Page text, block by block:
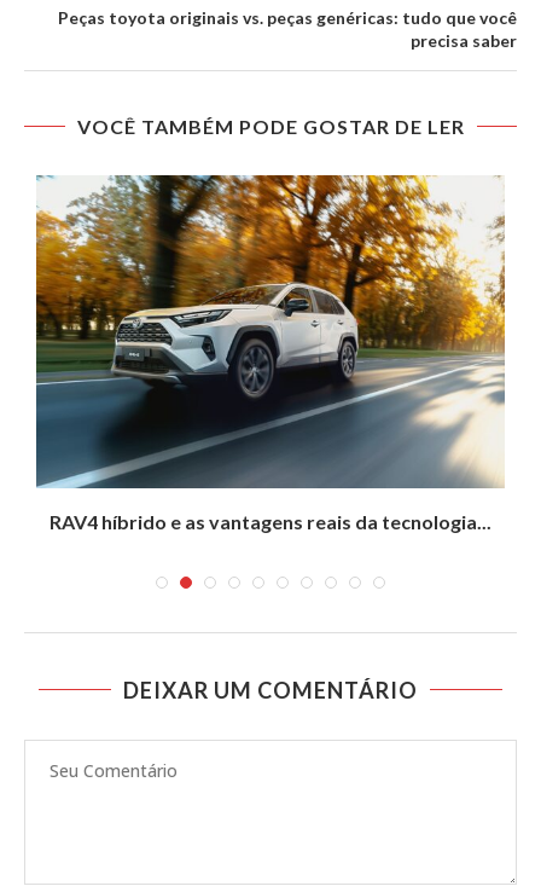
Peças toyota originais vs. peças genéricas: tudo que você
precisa saber
VOCÊ TAMBÉM PODE GOSTAR DE LER
RAV4 híbrido e as vantagens reais da tecnologia...
DEIXAR UM COMENTÁRIO